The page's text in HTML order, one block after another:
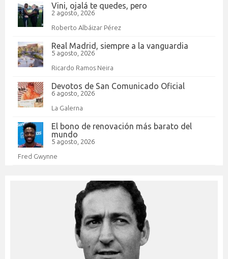
Vini, ojalá te quedes, pero
2 agosto, 2026
Roberto Albáizar Pérez
Real Madrid, siempre a la vanguardia
5 agosto, 2026
Ricardo Ramos Neira
Devotos de San Comunicado Oficial
6 agosto, 2026
La Galerna
El bono de renovación más barato del
mundo
5 agosto, 2026
Fred Gwynne